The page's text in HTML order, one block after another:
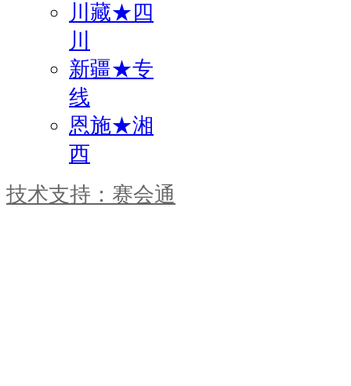
川藏★四
川
新疆★专
线
恩施★湘
西
技术支持：赛会通